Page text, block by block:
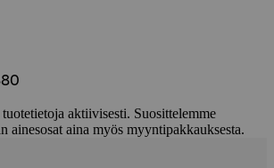
aktiivisesti. Suosittelemme
ainesosat aina myös myyntipakkauksesta.